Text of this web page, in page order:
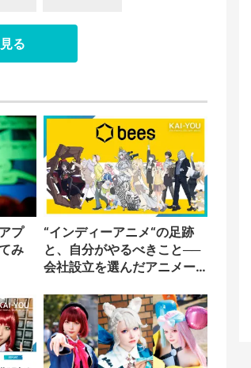
る
プ
み
“インディーアニメ“の足跡
と、自分がやるべきこと──
会社設立を選んだアニメー